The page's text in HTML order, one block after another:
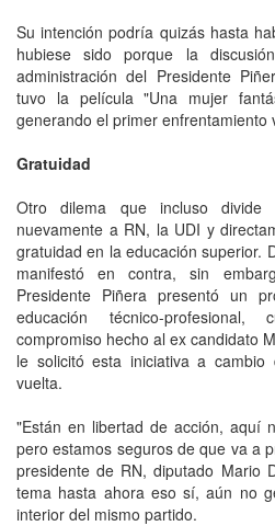
Su intención podría quizás hasta
hubiese sido porque la
administración del Presidente
tuvo la película "Una mujer
generando el primer enfrentamiento
Gratuidad
Otro dilema que incluso
nuevamente a RN, la UDI y
gratuidad en la educación superior.
manifestó en contra, sin
Presidente Piñera presentó un
educación técnico-
compromiso hecho al ex candidato
le solicitó esta iniciativa a
vuelta.
"Están en libertad de acción, aquí
pero estamos seguros de que va a
presidente de RN, diputado Mario
tema hasta ahora eso sí, aún no
interior del mismo partido.